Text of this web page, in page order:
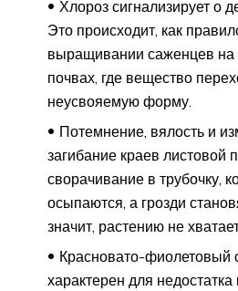
Хлороз сигнализирует о
Это происходит, как
выращивании саженцев на
почвах, где вещество
неусвояемую форму.
Потемнение, вялость и
загибание краев листовой
сворачивание в трубочку,
осыпаются, а грозди
значит, растению не
Красновато-фиолетовый
характерен для недостатка